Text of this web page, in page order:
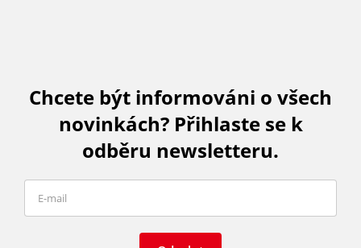
Chcete být informováni o všech
novinkách? Přihlaste se k
odběru newsletteru.